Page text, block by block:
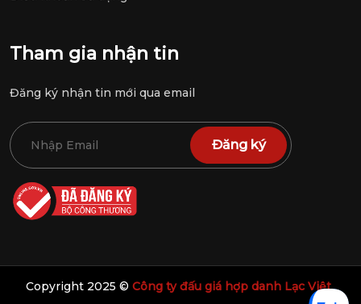
Tham gia nhận tin
Đăng ký nhận tin mới qua email
Đăng ký
Copyright 2025 © Công ty đấu giá hợp danh Lạc Việt